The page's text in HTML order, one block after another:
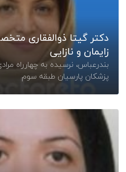
دکتر گیتا ذوالفقاری
زایمان و نازایی
بندرعباس، نرسیده به چهارراه
پزشکان پارسیان طبقه سوم